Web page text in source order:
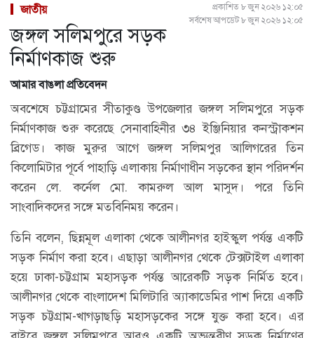
জাতীয়
প্রকাশিত ৮ জুন ২০২৬ ১২:০৫
সর্বশেষ আপডেট ৮ জুন ২০২৬ ১২:০৫
জঙ্গল সলিমপুরে সড়ক
নির্মাণকাজ শুরু
আমার বাঙলা প্রতিবেদন
অবশেষে চট্টগ্রামের সীতাকুণ্ড উপজেলার জঙ্গল সলিমপুরে সড়ক
নির্মাণকাজ শুরু করেছে সেনাবাহিনীর ৩৪ ইঞ্জিনিয়ার কনস্ট্রাকশন
ব্রিগেড। কাজ মুরুর আগে জঙ্গল সলিমপুর আলিগরের তিন
কিলোমিটার পূর্বে পাহাড়ি এলাকায় নির্মাণাধীন সড়কের স্থান পরিদর্শন
করেন লে. কর্নেল মো. কামরুল আল মাসুদ। পরে তিনি
সাংবাদিকদের সঙ্গে মতবিনিময় করেন।
তিনি বলেন, ছিন্নমূল এলাকা থেকে আলীনগর হাইস্কুল পর্যন্ত একটি
সড়ক নির্মাণ করা হবে। এছাড়া আলীনগর থেকে টেক্সটাইল এলাকা
হয়ে ঢাকা-চট্টগ্রাম মহাসড়ক পর্যন্ত আরেকটি সড়ক নির্মিত হবে।
আলীনগর থেকে বাংলাদেশ মিলিটারি অ্যাকাডেমির পাশ দিয়ে একটি
সড়ক চট্টগ্রাম-খাগড়াছড়ি মহাসড়কের সঙ্গে যুক্ত করা হবে। এর